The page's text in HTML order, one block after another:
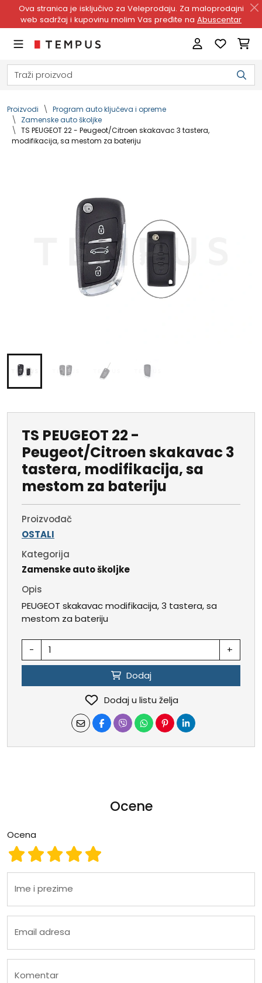
Ova stranica je isključivo za Veleprodaju. Za maloprodajni
web sadržaj i kupovinu molim Vas pređite na Abuscentar
Proizvodi
Program auto ključeva i opreme
Zamenske auto školjke
TS PEUGEOT 22 - Peugeot/Citroen skakavac 3 tastera,
modifikacija, sa mestom za bateriju
TS PEUGEOT 22 -
Peugeot/Citroen skakavac 3
tastera, modifikacija, sa
mestom za bateriju
Proizvođač
OSTALI
Kategorija
Zamenske auto školjke
Opis
PEUGEOT skakavac modifikacija, 3 tastera, sa
mestom za bateriju
- +
Dodaj
Dodaj u listu želja
Ocene
Ocena
Ocena 5
Ocena 4
Ocena 3
Ocena 2
Ocena 1
Ime i prezime
Email adresa
Komentar